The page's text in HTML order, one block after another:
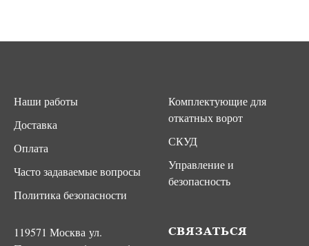
Наши работы
Доставка
Оплата
Часто задаваемые вопросы
Политика безопасности
Комплектующие для
откатных ворот
СКУД
Управление и
безопасность
119571 Москва ул.
СВЯЗАТЬСЯ